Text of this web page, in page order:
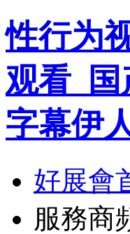
性行为
观看_
字幕伊
好展會
服務商